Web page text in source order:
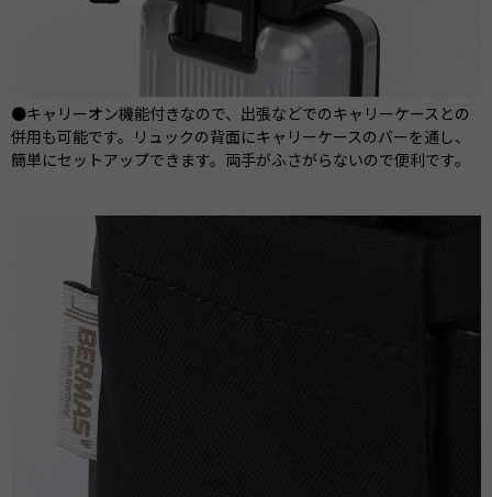
●キャリーオン機能付きなので、出張などでのキャリーケースとの
併用も可能です。リュックの背面にキャリーケースのバーを通し、
簡単にセットアップできます。両手がふさがらないので便利です。